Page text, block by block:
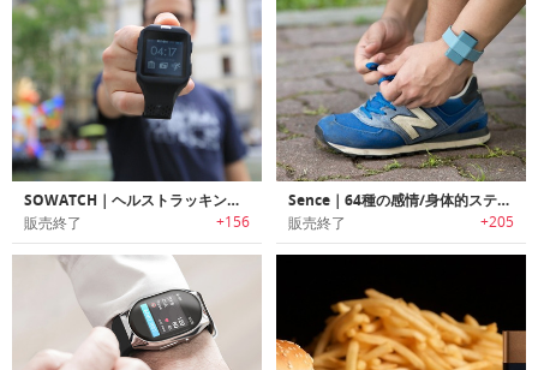
SOWATCH｜ヘルストラッキング機能搭載スマートウォッチ「ソーウォッチ 」
販売終了 +156
Sence｜64種の感情/身体的ステータスをトラッキング可能なヘルス/感情トラッカー「センス」
販売終了 +205